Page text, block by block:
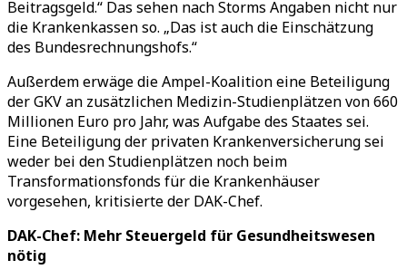
Beitragsgeld.“ Das sehen nach Storms Angaben nicht nur
die Krankenkassen so. „Das ist auch die Einschätzung
des Bundesrechnungshofs.“
Außerdem erwäge die Ampel-Koalition eine Beteiligung
der GKV an zusätzlichen Medizin-Studienplätzen von 660
Millionen Euro pro Jahr, was Aufgabe des Staates sei.
Eine Beteiligung der privaten Krankenversicherung sei
weder bei den Studienplätzen noch beim
Transformationsfonds für die Krankenhäuser
vorgesehen, kritisierte der DAK-Chef.
DAK-Chef: Mehr Steuergeld für Gesundheitswesen
nötig